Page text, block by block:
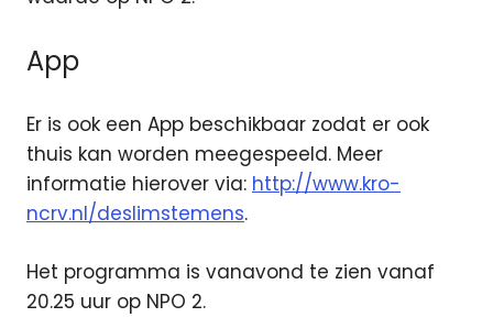
App
Er is ook een App beschikbaar zodat er ook
thuis kan worden meegespeeld. Meer
informatie hierover via: http://www.kro-
ncrv.nl/deslimstemens.
Het programma is vanavond te zien vanaf
20.25 uur op NPO 2.